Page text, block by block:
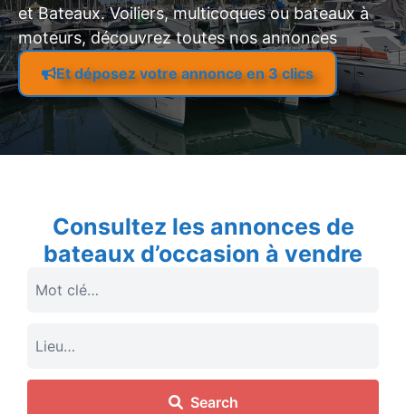
et Bateaux. Voiliers, multicoques ou bateaux à
moteurs, découvrez toutes nos annonces
Et déposez votre annonce en 3 clics
Consultez les annonces de
bateaux d’occasion à vendre
Search